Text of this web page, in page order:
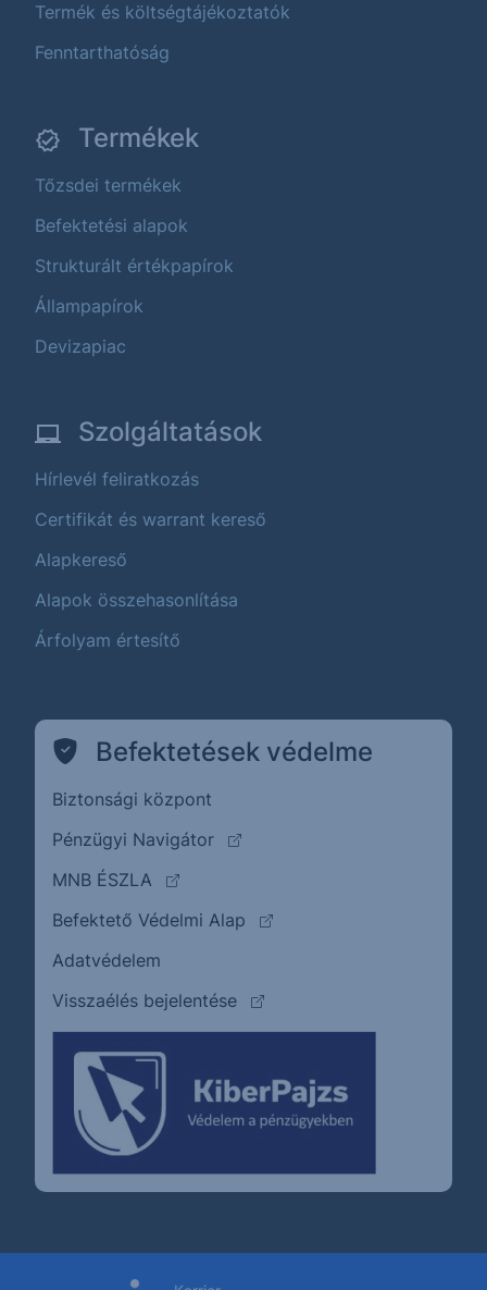
Termék és költségtájékoztatók
Fenntarthatóság
Termékek
Tőzsdei termékek
Befektetési alapok
Strukturált értékpapírok
Állampapírok
Devizapiac
Szolgáltatások
Hírlevél feliratkozás
Certifikát és warrant kereső
Alapkereső
Alapok összehasonlítása
Árfolyam értesítő
Befektetések védelme
Biztonsági központ
Pénzügyi Navigátor
(külső oldalra ugrik)
MNB ÉSZLA
(külső oldalra ugrik)
Befektető Védelmi Alap
(külső oldalra ugrik)
Adatvédelem
Visszaélés bejelentése
(külső oldalra ugrik)